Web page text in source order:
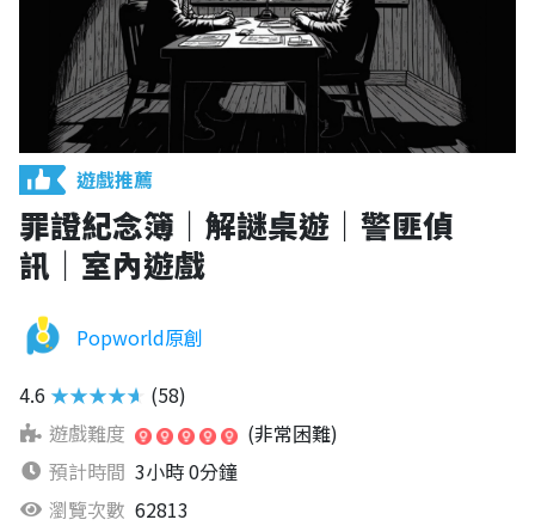
遊戲推薦
罪證紀念簿｜解謎桌遊｜警匪偵
訊｜室內遊戲
Popworld原創
4.6 ★★★★★ (58)
遊戲難度
(非常困難)
預計時間 3小時 0分鐘
瀏覽次數 62813